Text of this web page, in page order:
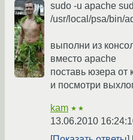
sudo -u apache
/usr/local/psa/bin/
выполни из
вместо apache
поставь юзера от
и посмотри
kam ★★
13.06.2010